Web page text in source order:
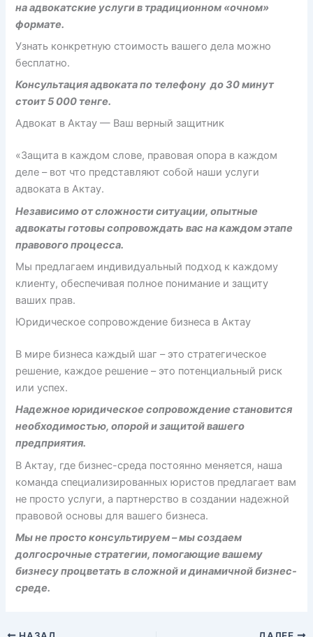
на адвокатские услуги в традиционном «очном»
формате.
Узнать конкретную стоимость вашего дела можно
бесплатно.
Консультация адвоката по телефону до 30 минут
стоит 5 000 тенге.
Адвокат в Актау — Ваш верный защитник
«Защита в каждом слове, правовая опора в каждом
деле – вот что представляют собой наши услуги
адвоката в Актау.
Независимо от сложности ситуации, опытные
адвокаты готовы сопровождать вас на каждом этапе
правового процесса.
Мы предлагаем индивидуальный подход к каждому
клиенту, обеспечивая полное понимание и защиту
ваших прав.
Юридическое сопровождение бизнеса в Актау
В мире бизнеса каждый шаг – это стратегическое
решение, каждое решение – это потенциальный риск
или успех.
Надежное юридическое сопровождение становится
необходимостью, опорой и защитой вашего
предприятия.
В Актау, где бизнес-среда постоянно меняется, наша
команда специализированных юристов предлагает вам
не просто услуги, а партнерство в создании надежной
правовой основы для вашего бизнеса.
Мы не просто консультируем – мы создаем
долгосрочные стратегии, помогающие вашему
бизнесу процветать в сложной и динамичной бизнес-
среде.